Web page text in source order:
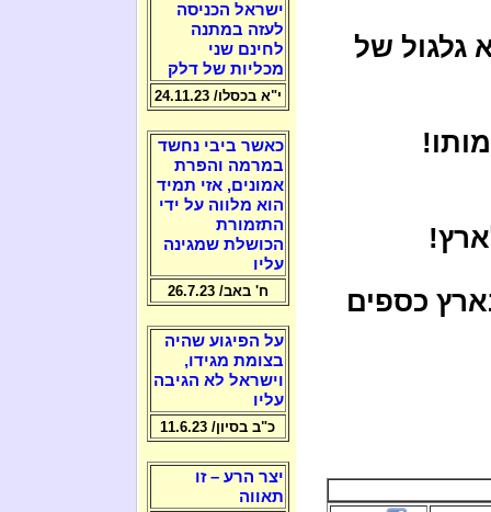
גלגול של
כספים
ישראל הכניסה
לעזה במתנה
לחינם שני
מכליות של דלק
י"א בכסלו/ 24.11.23
כאשר ביבי נחשד
במרמה והפרת
אמונים, אזי תמיד
הוא מלווה על ידי
התזמורת
הכושלת שמגינה
עליו
ח' באב/ 26.7.23
על הפיגוע שהיה
בצומת מגידו,
וישראל לא הגיבה
עליו
כ"ב בסיון/ 11.6.23
יצר הרע – זו
תאווה